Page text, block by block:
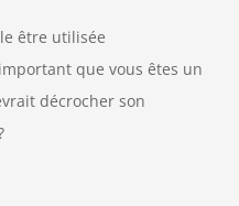
être utilisée
que vous êtes un
décrocher son